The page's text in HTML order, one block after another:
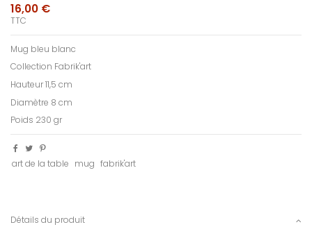
16,00 €
TTC
Mug bleu blanc
Collection Fabrik'art
Hauteur 11,5 cm
Diamètre 8 cm
Poids 230 gr
art de la table mug fabrik'art
Détails du produit